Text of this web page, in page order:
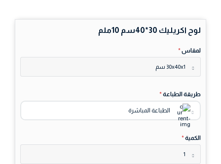
لوح اكريليك 30*40سم 10ملم
لمقاس*
30x40x1 سم
طريقة الطباعة*
الطباعة المباشرة
الكمية*
1